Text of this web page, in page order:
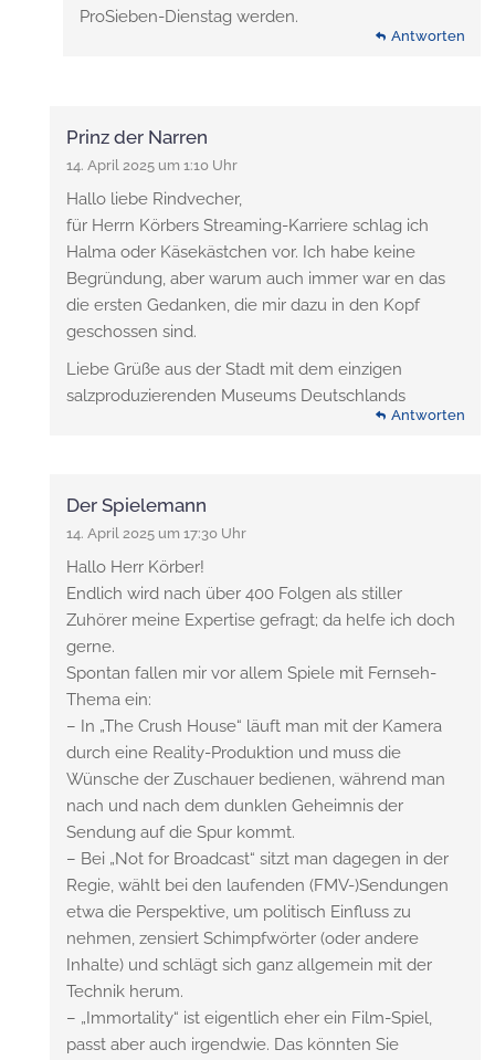
ProSieben-Dienstag werden.
Antworten
Prinz der Narren
14. April 2025 um 1:10 Uhr
Hallo liebe Rindvecher,
für Herrn Körbers Streaming-Karriere schlag ich
Halma oder Käsekästchen vor. Ich habe keine
Begründung, aber warum auch immer war en das
die ersten Gedanken, die mir dazu in den Kopf
geschossen sind.
Liebe Grüße aus der Stadt mit dem einzigen
salzproduzierenden Museums Deutschlands
Antworten
Der Spielemann
14. April 2025 um 17:30 Uhr
Hallo Herr Körber!
Endlich wird nach über 400 Folgen als stiller
Zuhörer meine Expertise gefragt; da helfe ich doch
gerne.
Spontan fallen mir vor allem Spiele mit Fernseh-
Thema ein:
– In „The Crush House“ läuft man mit der Kamera
durch eine Reality-Produktion und muss die
Wünsche der Zuschauer bedienen, während man
nach und nach dem dunklen Geheimnis der
Sendung auf die Spur kommt.
– Bei „Not for Broadcast“ sitzt man dagegen in der
Regie, wählt bei den laufenden (FMV-)Sendungen
etwa die Perspektive, um politisch Einfluss zu
nehmen, zensiert Schimpfwörter (oder andere
Inhalte) und schlägt sich ganz allgemein mit der
Technik herum.
– „Immortality“ ist eigentlich eher ein Film-Spiel,
passt aber auch irgendwie. Das könnten Sie